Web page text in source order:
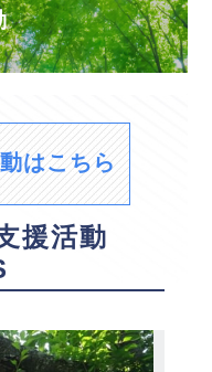
はこちら
援活動